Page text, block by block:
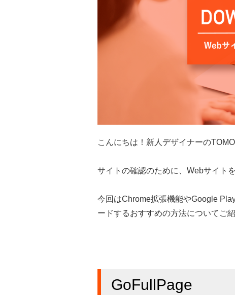
こんにちは！新人デザイナーの
サイトの確認のために、Webサイト
今回はChrome拡張機能やGoogle
ードするおすすめの方法についてご紹
GoFullPage